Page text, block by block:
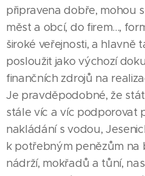
připravena dobře, mohou
měst a obcí, do firem...,
široké veřejnosti, a hlavně
posloužit jako výchozí
finančních zdrojů na
Je pravděpodobné, že
stále víc a víc podporovat
nakládání s vodou,
k potřebným penězům na
nádrží, mokřadů a tůní,